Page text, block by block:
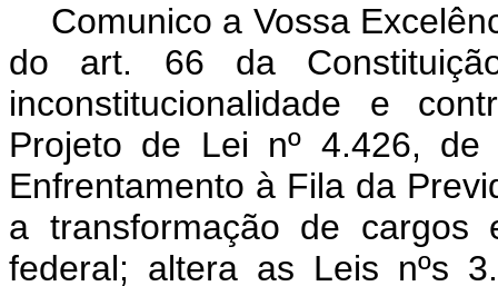
Comunico a Vossa
do art. 66 da
inconstitucionalidade e
Projeto de Lei nº 4.426,
Enfrentamento à Fila da
a transformação de cargos
federal; altera as Leis nºs